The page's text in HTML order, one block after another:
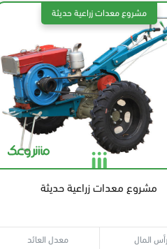
مشروع معدات زراعية حديثة
رأس المال معدل العائد